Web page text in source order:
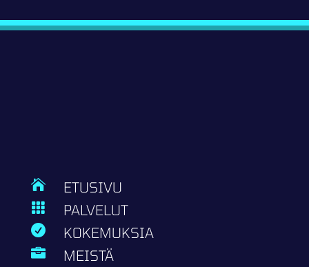
 ETUSIVU
 PALVELUT
 KOKEMUKSIA
 MEISTÄ